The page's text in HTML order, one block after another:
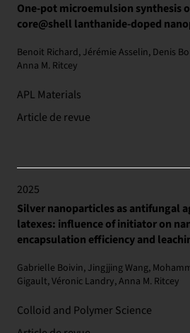
One-pot microemulsion synthesis
core@shell lanthanide-doped
Benoit Richard, Jérémie Asselin, Denis
Anna M. Ritcey
APL Materials
Article de revue
2025
Silver nanoparticles as antifungal
latexes: influence of initiator on
encapsulation efficiency and
Gabrielle Boivin, Jingjjing Wang,
Gigault, Véronic Landry, Anna M. Ritcey
Colloid and Polymer Science